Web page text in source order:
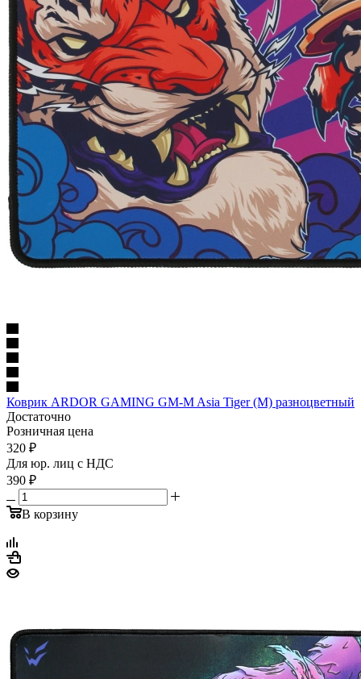
Коврик ARDOR GAMING GM-M Asia Tiger (M) разноцветный
Достаточно
Розничная цена
320 ₽
Для юр. лиц c НДС
390 ₽
В корзину